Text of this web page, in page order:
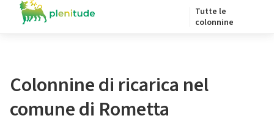
Tutte le
colonnine
Colonnine di ricarica nel
comune di Rometta